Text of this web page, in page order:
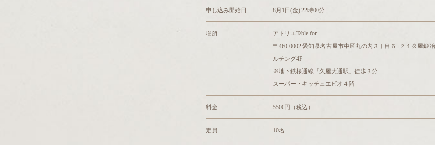
申し込み開始日 8月1日(金) 22時00分
場所
アトリエTable for
〒460-0002 愛知県名古屋市中区丸の内３丁目６−２１久屋鍛
ルヂング4F
※地下鉄桜通線「久屋大通駅」徒歩３分
スーパー・キッチュエビオ４階
料金 5500円（税込）
定員 10名